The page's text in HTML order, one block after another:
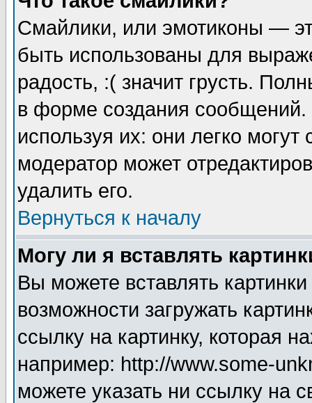
Смайлики, или эмотиконы —
быть использованы для
радость, :( значит грусть.
в форме создания сообщений.
используя их: они легко
модератор может
удалить его.
Вернуться к началу
Могу ли я вставлять
Вы можете вставлять
возможности загружать
ссылку на картинку, которая
например: http://www.some-
можете указать ни ссылку на